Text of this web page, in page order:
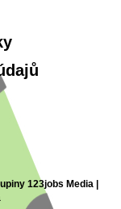
123jobs Media |